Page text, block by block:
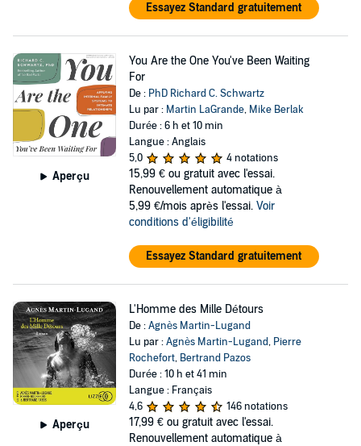
Essayez Standard gratuitement
Aperçu
You Are the One You've Been Waiting
For
De : PhD Richard C. Schwartz
Lu par : Martin LaGrande, Mike Berlak
Durée : 6 h et 10 min
Langue : Anglais
5,0
4 notations
15,99 € ou gratuit avec l'essai.
Renouvellement automatique à
5,99 €/mois après l'essai. Voir
conditions d'éligibilité
Essayez Standard gratuitement
Aperçu
L'Homme des Mille Détours
De :Agnès Martin-Lugand
Lu par :Agnès Martin-Lugand, Pierre
Rochefort, Bertrand Pazos
Durée : 10 h et 41 min
Langue : Français
4,6
146 notations
17,99 € ou gratuit avec l'essai.
Renouvellement automatique à